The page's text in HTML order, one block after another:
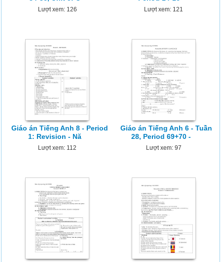
Lượt xem: 126 Lượt xem: 121
Giáo án Tiếng Anh 8 - Period
1: Revision - Nă
Lượt xem: 112
Giáo án Tiếng Anh 6 - Tuần
28, Period 69+70 -
Lượt xem: 97